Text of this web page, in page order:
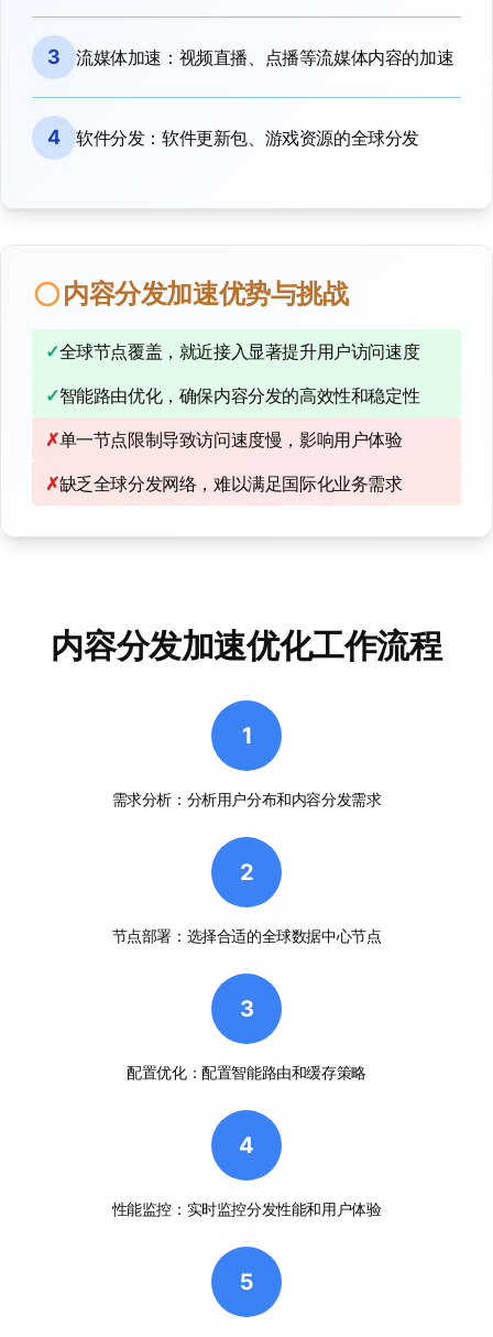
3 流媒体加速：视频直播、点播等流媒体内容的加速
4 软件分发：软件更新包、游戏资源的全球分发
内容分发加速优势与挑战
✓全球节点覆盖，就近接入显著提升用户访问速度
✓智能路由优化，确保内容分发的高效性和稳定性
✗单一节点限制导致访问速度慢，影响用户体验
✗缺乏全球分发网络，难以满足国际化业务需求
内容分发加速优化工作流程
1
需求分析：分析用户分布和内容分发需求
2
节点部署：选择合适的全球数据中心节点
3
配置优化：配置智能路由和缓存策略
4
性能监控：实时监控分发性能和用户体验
5